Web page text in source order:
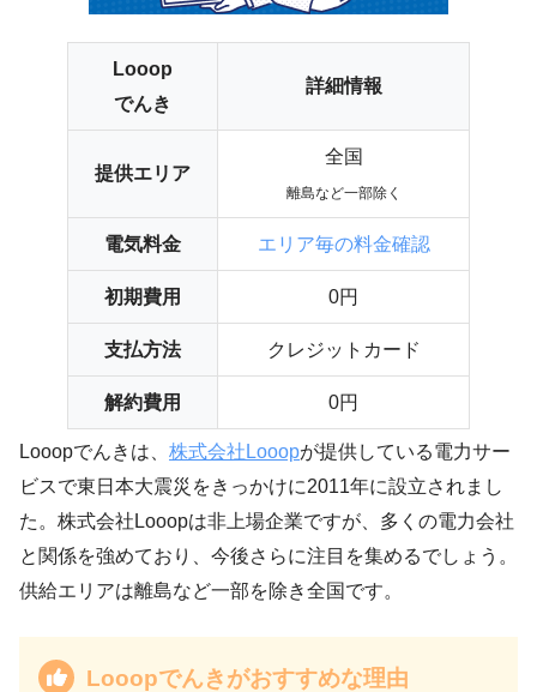
Looop
でんき
詳細情報
提供エリア
全国
離島など一部除く
電気料金 エリア毎の料金確認
初期費用 0円
支払方法 クレジットカード
解約費用 0円
Looopでんきは、 株式会社Looopが提供している電力サー
ビスで東日本大震災をきっかけに2011年に設立されまし
た。株式会社Looopは非上場企業ですが、多くの電力会社
と関係を強めており、今後さらに注目を集めるでしょう。
供給エリアは離島など一部を除き全国です。
Looopでんきがおすすめな理由